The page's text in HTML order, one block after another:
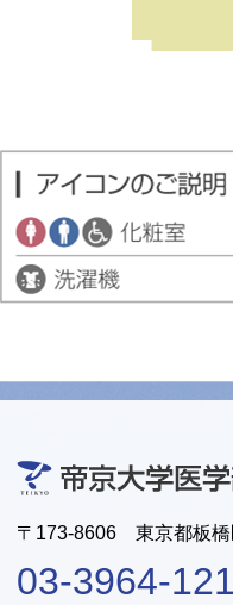
〒173-8606 東京都板
03-3964-